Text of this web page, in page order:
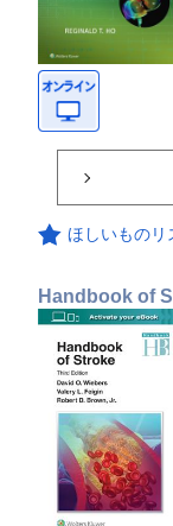
ほしいものリ
Handbook of